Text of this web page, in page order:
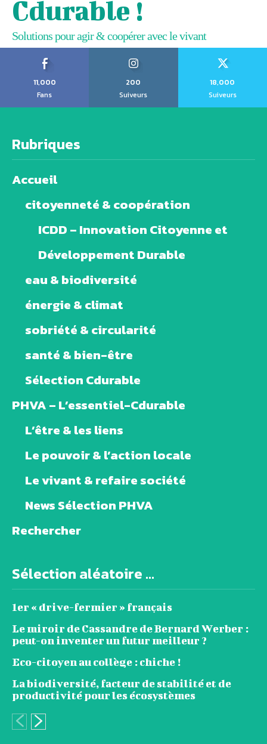
Cdurable !
Solutions pour agir & coopérer avec le vivant
11,000
Fans
200
Suiveurs
18,000
Suiveurs
Rubriques
Accueil
citoyenneté & coopération
ICDD – Innovation Citoyenne et
Développement Durable
eau & biodiversité
énergie & climat
sobriété & circularité
santé & bien-être
Sélection Cdurable
PHVA – L’essentiel-Cdurable
L’être & les liens
Le pouvoir & l’action locale
Le vivant & refaire société
News Sélection PHVA
Rechercher
Sélection aléatoire ...
1er « drive-fermier » français
Le miroir de Cassandre de Bernard Werber :
peut-on inventer un futur meilleur ?
Eco-citoyen au collège : chiche !
La biodiversité, facteur de stabilité et de
productivité pour les écosystèmes